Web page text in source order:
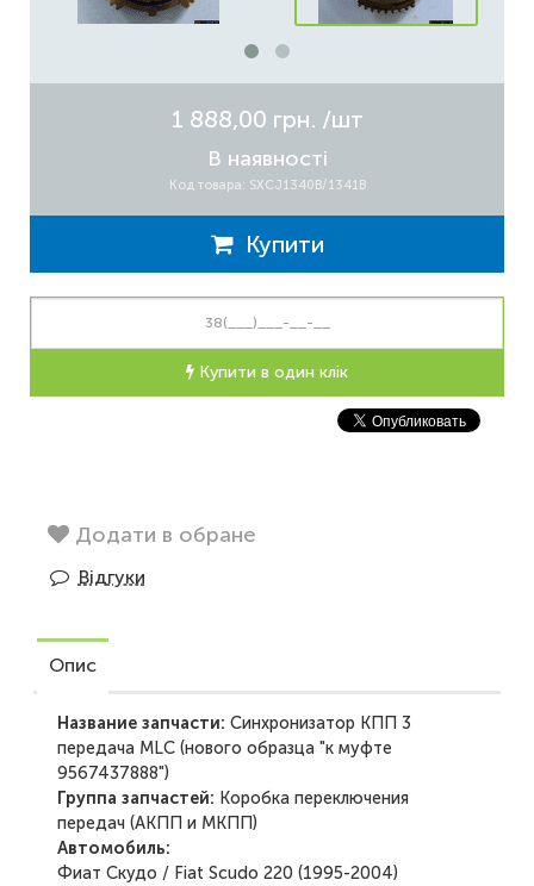
1 888,00 грн. /шт
В наявності
Код товара: SXCJ1340B/1341B
Купити
Купити в один клік
Додати в обране
Відгуки
Опис
Название запчасти: Синхронизатор КПП 3
передача MLC (нового образца "к муфте
9567437888")
Группа запчастей: Коробка переключения
передач (АКПП и МКПП)
Автомобиль:
Фиат Скудо / Fiat Scudo 220 (1995-2004)